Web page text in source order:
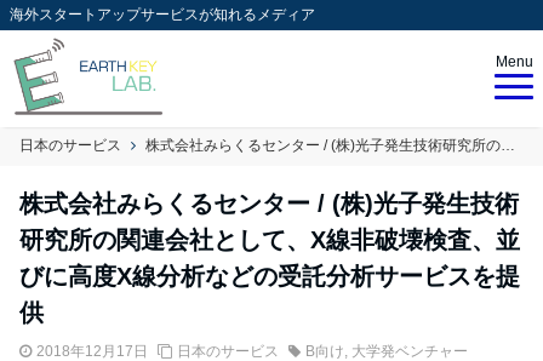
海外スタートアップサービスが知れるメディア
Menu
日本のサービス 株式会社みらくるセンター / (株)光子発生技術研究所の関連会社として、X線非破壊検査、並びに高度X線分析などの受託分析サービスを提供
株式会社みらくるセンター / (株)光子発生技術
研究所の関連会社として、X線非破壊検査、並
びに高度X線分析などの受託分析サービスを提
供
2018年12月17日 日本のサービス B向け, 大学発ベンチャー